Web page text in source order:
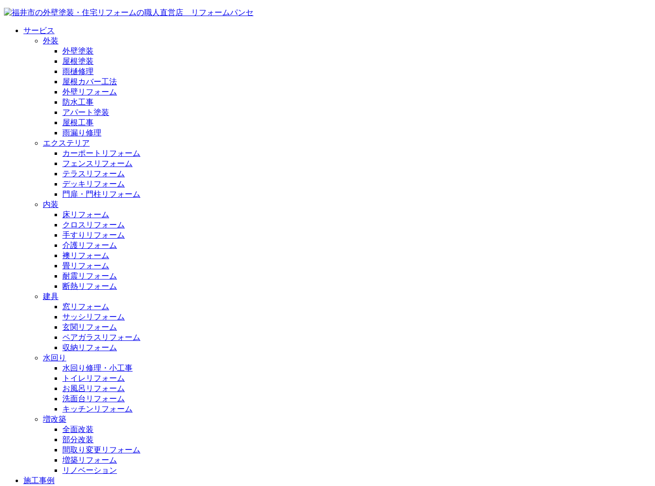
サービス
外装
外壁塗装
屋根塗装
雨樋修理
屋根カバー工法
外壁リフォーム
防水工事
アパート塗装
屋根工事
雨漏り修理
エクステリア
カーポートリフォーム
フェンスリフォーム
テラスリフォーム
デッキリフォーム
門扉・門柱リフォーム
内装
床リフォーム
クロスリフォーム
手すりリフォーム
介護リフォーム
襖リフォーム
畳リフォーム
耐震リフォーム
断熱リフォーム
建具
窓リフォーム
サッシリフォーム
玄関リフォーム
ペアガラスリフォーム
収納リフォーム
水回り
水回り修理・小工事
トイレリフォーム
お風呂リフォーム
洗面台リフォーム
キッチンリフォーム
増改築
全面改装
部分改装
間取り変更リフォーム
増築リフォーム
リノベーション
施工事例